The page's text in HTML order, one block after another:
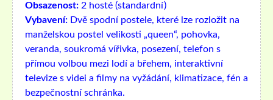
Obsazenost: 2 hosté (standardní)
Vybavení: Dvě spodní postele, které lze rozložit na
manželskou postel velikosti „queen“, pohovka,
veranda, soukromá vířivka, posezení, telefon s
přímou volbou mezi lodí a břehem, interaktivní
televize s videi a filmy na vyžádání, klimatizace, fén a
bezpečnostní schránka.